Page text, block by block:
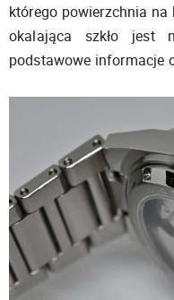
którego powierzchnia
okalająca szkło jest
podstawowe informacje